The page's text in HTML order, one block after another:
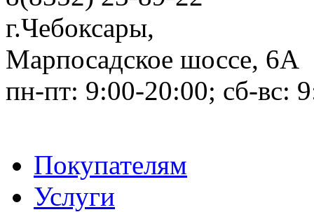
г.Чебоксары,
Марпосадское шоссе, 6А
пн-пт: 9:00-20:00; сб-вс:
Покупателям
Услуги